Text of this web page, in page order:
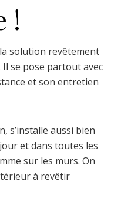
!
solution revêtement
se pose partout avec
et son entretien
s’installe aussi bien
et dans toutes les
sur les murs. On
à revêtir